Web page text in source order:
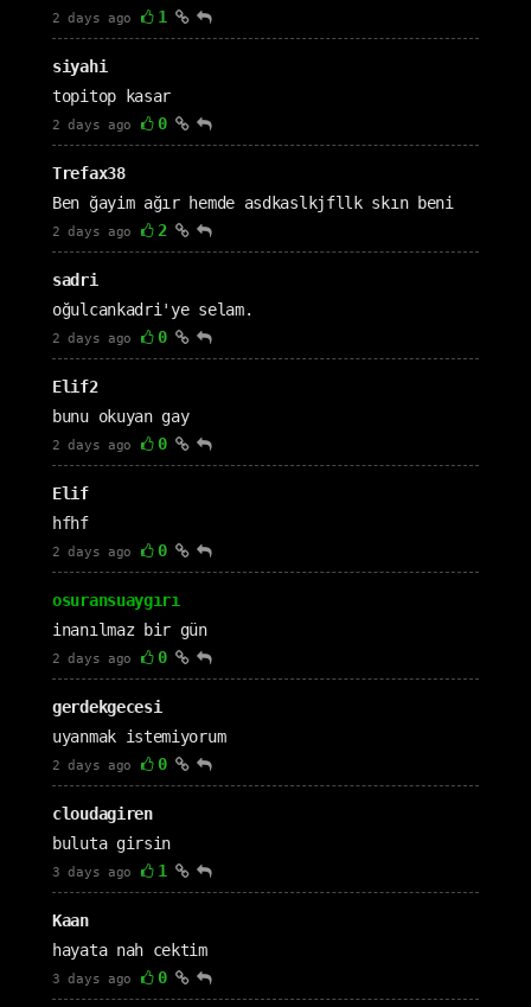
2 days ago 1
siyahi
topitop kasar
2 days ago 0
Trefax38
Ben ğayim ağır hemde asdkaslkjfllk skın beni
2 days ago 2
sadri
oğulcankadri'ye selam.
2 days ago 0
Elif2
bunu okuyan gay
2 days ago 0
Elif
hfhf
2 days ago 0
osuransuaygırı
inanılmaz bir gün
2 days ago 0
gerdekgecesi
uyanmak istemiyorum
2 days ago 0
cloudagiren
buluta girsin
3 days ago 1
Kaan
hayata nah cektim
3 days ago 0